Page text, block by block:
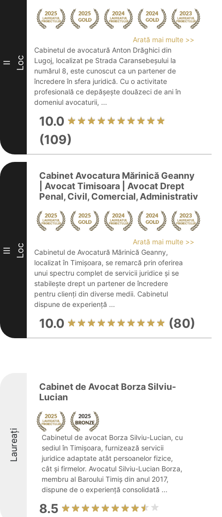
II Loc
Arată mai multe >>
Cabinetul de avocatură Anton Drăghici din
Lugoj, localizat pe Strada Caransebeșului la
numărul 8, este cunoscut ca un partener de
încredere în sfera juridică. Cu o activitate
profesională ce depășește douăzeci de ani în
domeniul avocaturii, ...
10.0
(109)
III Loc
Cabinet Avocatura Mărinică Geanny
| Avocat Timisoara | Avocat Drept
Penal, Civil, Comercial, Administrativ
Arată mai multe >>
Cabinetul de Avocatură Mărinică Geanny,
localizat în Timișoara, se remarcă prin oferirea
unui spectru complet de servicii juridice și se
stabilește drept un partener de încredere
pentru clienți din diverse medii. Cabinetul
dispune de experiență ...
10.0 (80)
Laureați
Cabinet de Avocat Borza Silviu-
Lucian
Cabinetul de avocat Borza Silviu-Lucian, cu
sediul în Timișoara, furnizează servicii
juridice adaptate atât persoanelor fizice,
cât și firmelor. Avocatul Silviu-Lucian Borza,
membru al Baroului Timiș din anul 2017,
dispune de o experiență consolidată ...
8.5